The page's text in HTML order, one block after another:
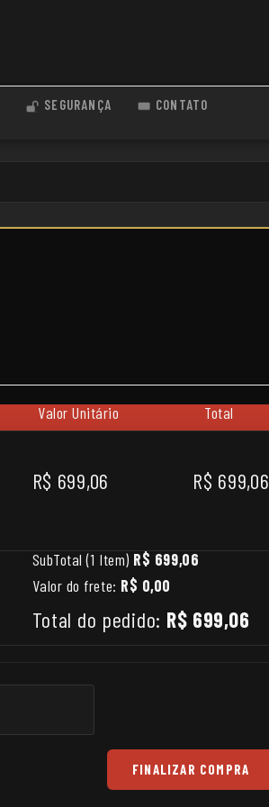
SEGURANÇA CONTATO
Valor Unitário Total
R$ 699,06 R$ 699,06
SubTotal (1 Item) R$ 699,06
Valor do frete: R$ 0,00
Total do pedido: R$ 699,06
FINALIZAR COMPRA